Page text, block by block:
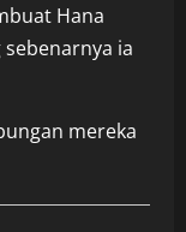
Hana
ia
mereka